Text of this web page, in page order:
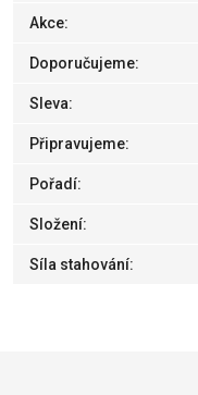
Akce:
Doporučujeme:
Sleva:
Připravujeme:
Pořadí:
Složení:
Síla stahování: